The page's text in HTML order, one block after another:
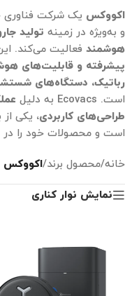
اکووکس یک شرکت
و به‌ویژه در زمینه تولید
هوشمند فعالیت می‌کند. این
پیشرفته و قابلیت‌های
رباتیک، دستگاه‌های
است. Ecovacs به دلیل
طراحی‌های کاربردی، یکی
است و محصولات خود را در بیش از ۷۰ کشور به
خانه/محصول برند/اکووکس
نمایش نوار کناری